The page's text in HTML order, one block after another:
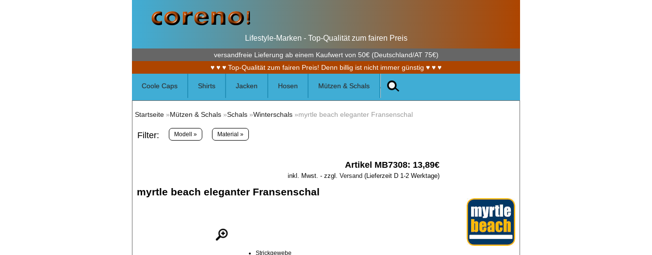
Lifestyle-Marken - Top-Qualität zum fairen Preis
versandfreie Lieferung ab einem Kaufwert von 50€ (Deutschland/AT 75€)
♥ ♥ ♥ Top-Qualität zum fairen Preis! Denn billig ist nicht immer günstig ♥ ♥ ♥
Coole Caps Shirts Jacken Hosen Mützen & Schals
Startseite »Mützen & Schals »Schals »Winterschals »myrtle beach eleganter Fransenschal
Filter: Modell » Material »
Artikel MB7308: 13,89€
inkl. Mwst. - zzgl. Versand (Lieferzeit D 1-2 Werktage)
myrtle beach eleganter Fransenschal
Strickgewebe